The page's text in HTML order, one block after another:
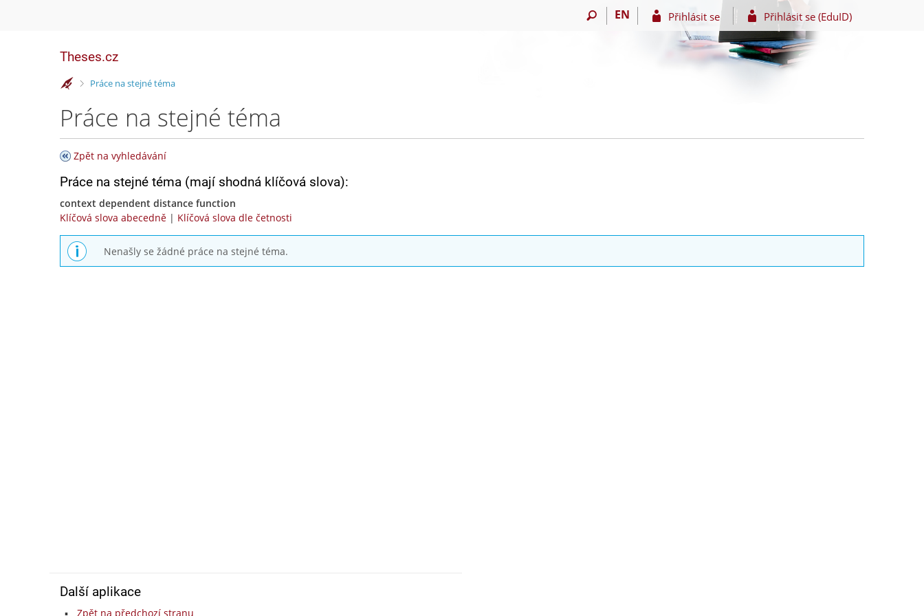
EN Přihlásit se Přihlásit se (EduID)
Theses.cz
>Práce na stejné téma
Práce na stejné téma
Zpět na vyhledávání
Práce na stejné téma (mají shodná klíčová slova):
context dependent distance function
Klíčová slova abecedně | Klíčová slova dle četnosti
Nenašly se žádné práce na stejné téma.
Další aplikace
Zpět na předchozí stranu